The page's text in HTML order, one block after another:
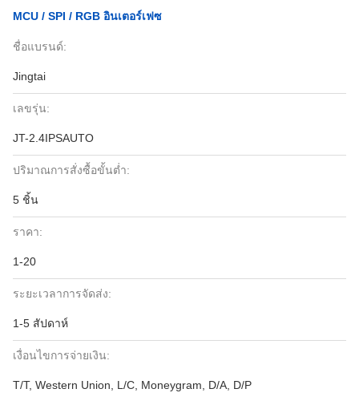
MCU / SPI / RGB อินเตอร์เฟซ
ชื่อแบรนด์:
Jingtai
เลขรุ่น:
JT-2.4IPSAUTO
ปริมาณการสั่งซื้อขั้นต่ำ:
5 ชิ้น
ราคา:
1-20
ระยะเวลาการจัดส่ง:
1-5 สัปดาห์
เงื่อนไขการจ่ายเงิน:
T/T, Western Union, L/C, Moneygram, D/A, D/P